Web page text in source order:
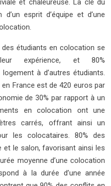
et chaleureuse. La clé du
esprit d’équipe et d’une
étudiants en colocation se
expérience, et 80%
à d’autres étudiants.
France est de 420 euros par
de 30% par rapport à un
en colocation ont une
carrés, offrant ainsi un
les colocataires. 80% des
et le salon, favorisant ainsi les
moyenne d’une colocation
à la durée d’une année